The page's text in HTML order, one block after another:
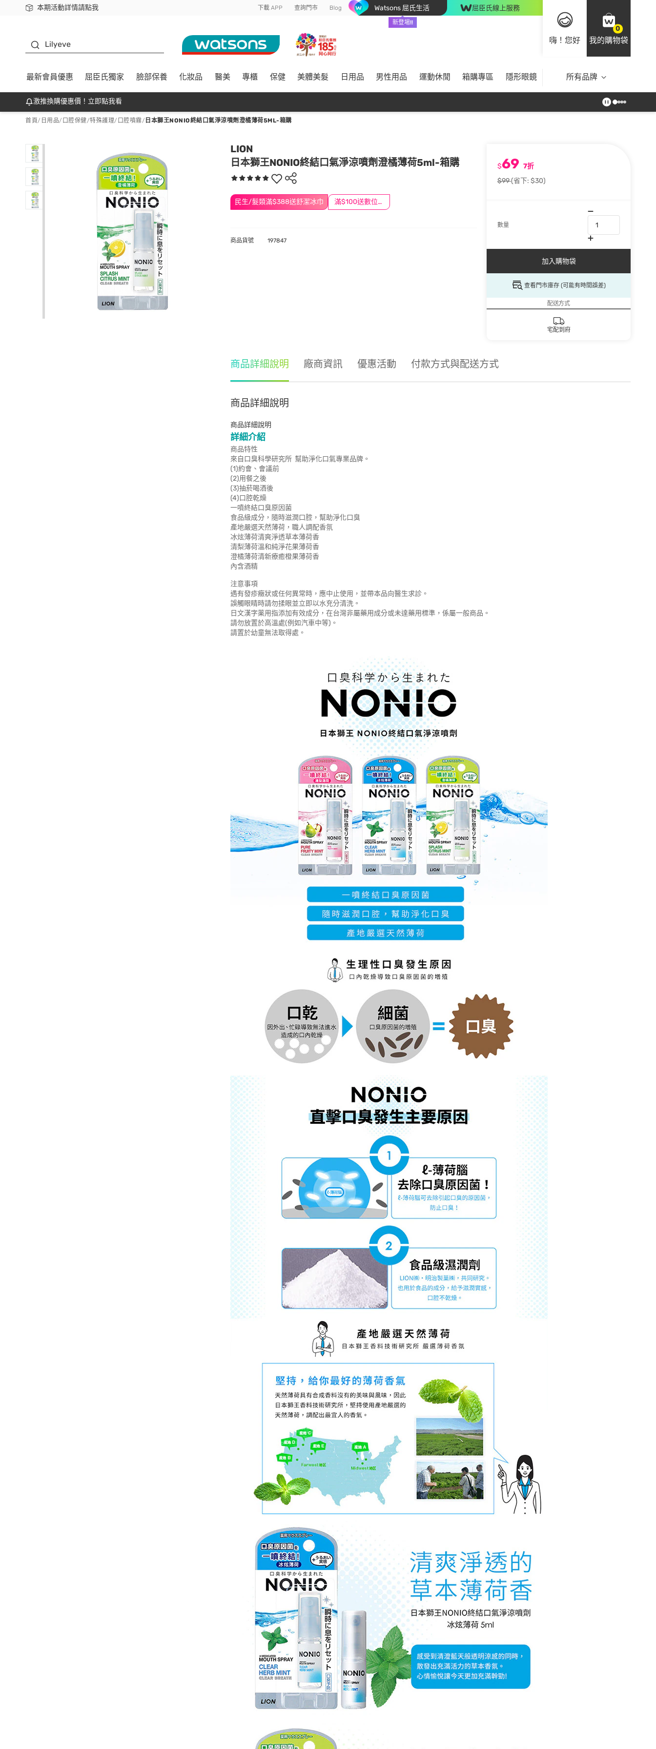
本期活動詳情請點我
下載app最高回饋$350 下載 APP 查詢門市 Blog Watsons 屈氏生活
新登場!!
屈臣氏線上服務
嗨！您好
0
我的購物袋
Lilyeve
最新會員優惠 屈臣氏獨家 臉部保養 化妝品 醫美 專櫃 保健 美體美髮 日用品 男性用品 運動休閒 箱購專區 隱形眼鏡 所有品牌
激推換購優惠價！立即點我看
首頁/ 日用品/ 口腔保健/特殊護理/口腔噴霧/ 日本獅王NONIO終結口氣淨涼噴劑澄橘薄荷5ML-箱購
LION
日本獅王NONIO終結口氣淨涼噴劑澄橘薄荷5ml-箱購
民生/髮類滿$388送舒潔冰巾 滿$100送數位印花
$69 7折
$99(省下: $30)
數量
加入購物袋
查看門市庫存 (可能有時間誤差)
配送方式
宅配到府
商品貨號 197847
商品詳細說明 廠商資訊 優惠活動 付款方式與配送方式
商品詳細說明
商品詳細說明
詳細介紹
商品特性
來自口臭科學研究所 幫助淨化口氣專業品牌。
(1)約會、會議前
(2)用餐之後
(3)抽菸喝酒後
(4)口腔乾燥
一噴終結口臭原因菌
食品級成分，隨時滋潤口腔，幫助淨化口臭
產地嚴選天然薄荷，職人調配香氛
冰炫薄荷清爽淨透草本薄荷香
清梨薄荷溫和純淨花果薄荷香
澄橘薄荷清新療癒橙果薄荷香
內含酒精
注意事項
遇有發疹癥狀或任何異常時，應中止使用，並帶本品向醫生求診。
誤觸眼睛時請勿揉眼並立即以水充分清洗。
日文漢字薬用指添加有效成分，在台灣非屬藥用成分或未達藥用標準，係屬一般商品。
請勿放置於高溫處(例如汽車中等)。
請置於幼童無法取得處。